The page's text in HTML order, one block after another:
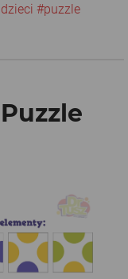
#puzzle